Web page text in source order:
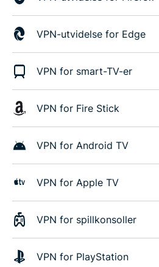
VPN-utvidelse for Edge
VPN for smart-TV-er
VPN for Fire Stick
VPN for Android TV
VPN for Apple TV
VPN for spillkonsoller
VPN for PlayStation